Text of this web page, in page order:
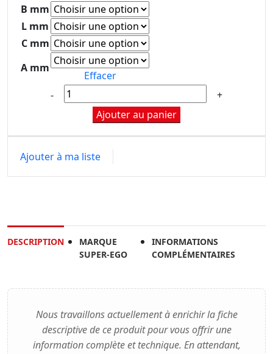
B mm
L mm
C mm
A mm
Effacer
Ajouter au panier
Ajouter à ma liste
DESCRIPTION
MARQUE
SUPER-EGO
INFORMATIONS
COMPLÉMENTAIRES
Nous travaillons actuellement à enrichir la fiche
descriptive de ce produit pour vous offrir une
information complète et technique. En attendant,